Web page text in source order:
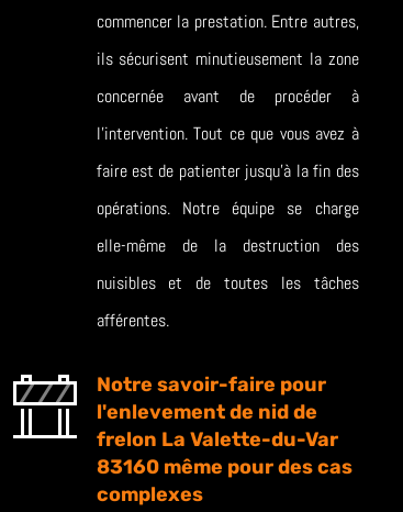
commencer la prestation. Entre autres,
ils sécurisent minutieusement la zone
concernée avant de procéder à
l’intervention. Tout ce que vous avez à
faire est de patienter jusqu’à la fin des
opérations. Notre équipe se charge
elle-même de la destruction des
nuisibles et de toutes les tâches
afférentes.
Notre savoir-faire pour
l'enlevement de nid de
frelon La Valette-du-Var
83160 même pour des cas
complexes